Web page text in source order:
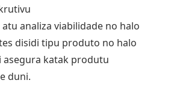
analiza viabilidade no halo
disidi tipu produto no halo
katak produtu
duni.